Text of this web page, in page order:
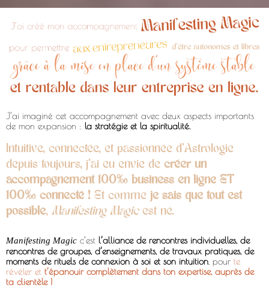
J’ai imaginé cet accompagnement avec deux aspects importants
de mon expansion : la stratégie et la spiritualité.
Intuitive, connectée, et passionnée d’Astrologie
depuis toujours, j’ai eu envie de créer un
accompagnement 100% business en ligne ET
100% connecté ! Et comme je sais que tout est
possible, Manifesting Magicest né.
Manifesting Magic c’est l’alliance de rencontres individuelles, de
rencontres de groupes, d’enseignements, de travaux pratiques, de
moments de rituels de connexion à soi et son intuition , pour te
révéler et t’épanouir complètement dans ton expertise, auprès de
ta clientèle !